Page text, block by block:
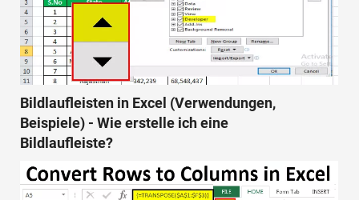
Bildlaufleisten in Excel (Verwendungen,
Beispiele) - Wie erstelle ich eine
Bildlaufleiste?